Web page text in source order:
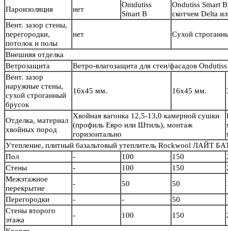
Пароизоляция
нет
Ontdutiss
Smart B
Ondutiss Smart
скотчем Delta
Вент. зазор стены,
перегородки,
потолок и полы
нет Сухой
Внешняя отделка
Ветрозащита
Ветро-влагозащита для стен/фасадов
Вент. зазор
наружные стены,
сухой строганный
брусок
16х45 мм. 16х45 мм.
Отделка, материал
хвойных пород
Хвойная вагонка 12,5-13,0 камерной сушки
(профиль Евро или Штиль), монтаж
горизонтально
Утепление, плитный базальтовый утеплитель Rockwool ЛАЙТ
Пол
- 100 150
Стены
- 100 150
Межэтажное
перекрытие
- 50 50
Перегородки
- - 50
Стены второго
этажа
- 100 150